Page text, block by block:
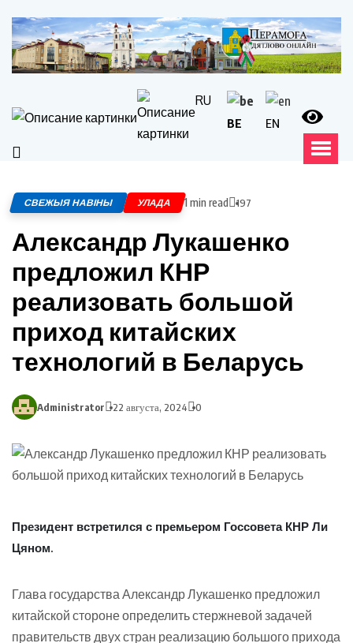
RU
BE EN
СВЕЖЫЯ НАВІНЫ УЛАДА 1 min read 197
Александр Лукашенко
предложил КНР
реализовать большой
приход китайских
технологий в Беларусь
Administrator 22 августа, 2024 0
Президент встретился с премьером Госсовета КНР Ли
Цяном.
Глава государства Александр Лукашенко предложил
китайской стороне определить стержневой задачей
правительств двух стран реализацию большого прихода